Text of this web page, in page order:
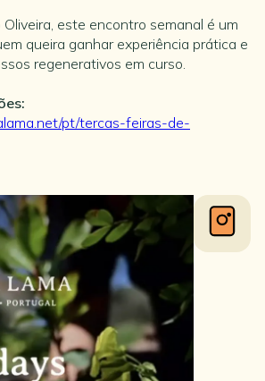
este encontro semanal é um
queira ganhar experiência prática e
regenerativos em curso.
pt/tercas-feiras-de-